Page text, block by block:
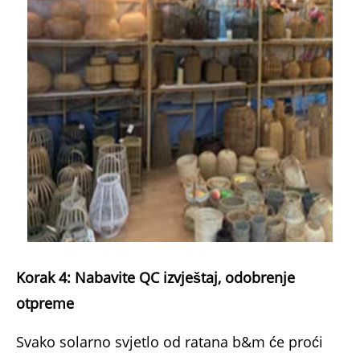
Korak 4: Nabavite QC izvještaj, odobrenje
otpreme
Svako solarno svjetlo od ratana b&m će proći